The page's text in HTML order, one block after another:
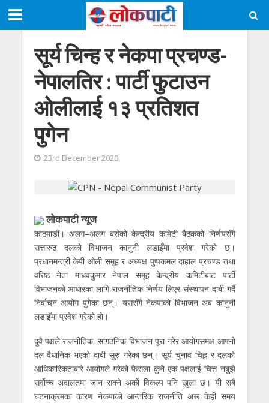
सूर्य चिन्ह र नेकपा प्रचण्ड-
नेपालतिर : पार्टी फुटाउन
ओलीलाई १३ प्रतिशत
पुगेन
23rd December 2020
लोकपाटी न्यूज
काठमाडौं। अलग–अलग बसेको केन्द्रीय कमिटी बैठकको निर्णयसँगै
सत्तारुढ दलको विभाजन कानुनी लडाइँमा प्रवेश गरेको छ।
प्रधानमन्त्री केपी ओली समूह र अध्यक्ष पुष्पकमल दाहाल प्रचण्ड तथा
वरिष्ठ नेता माधवकुमार नेपाल समूह केन्द्रीय कमिटीबाट पार्टी
विभाजनको आधारका लागि राजनीतिक निर्णय लिएर संस्थापन दाबी गर्दै
निर्वाचन आयोग पुगेका छन्। यससँगै नेकपाको विभाजन अब कानुनी
लडाइँमा प्रवेश गरेको हो।
दुवै पक्षले राजनीतिक–सांगठनिक विभाजन पूरा गरेर आयोगसमक्ष आफ्नो
दल वैधानिक भएको दाबी सुरु गरेका छन्। सूर्य चुनाव चिह्न र दलको
आधिकारिकताबारे आयोगले गरेको फैसला कुनै एक पक्षलाई चित्त नबुझे
सर्वोच्च अदालतमा जान सक्ने अर्को विकल्प पनि खुला छ। यी सबै
घटनाक्रमका कारण नेकपाको आन्तरिक राजनीति अरू केही समय